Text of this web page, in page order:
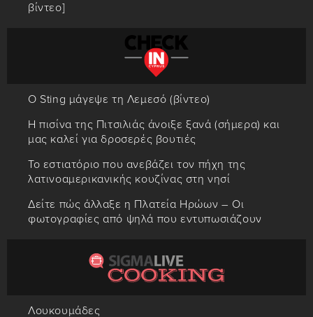
βίντεο]
Ο Sting μάγεψε τη Λεμεσό (βίντεο)
Η πισίνα της Πιτσιλιάς άνοιξε ξανά (σήμερα) και
μας καλεί για δροσερές βουτιές
Το εστιατόριο που ανεβάζει τον πήχη της
λατινοαμερικανικής κουζίνας στη νησί
Δείτε πώς άλλαξε η Πλατεία Ηρώων – Οι
φωτογραφίες από ψηλά που εντυπωσιάζουν
Λουκουμάδες